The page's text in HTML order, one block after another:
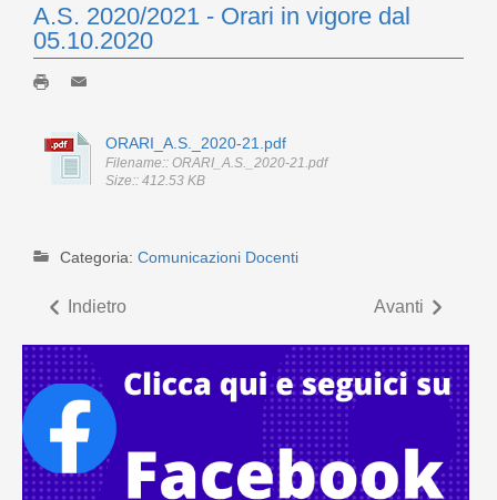
A.S. 2020/2021 - Orari in vigore dal
05.10.2020
ORARI_A.S._2020-21.pdf
Filename:: ORARI_A.S._2020-21.pdf
Size:: 412.53 KB
Categoria: Comunicazioni Docenti
Indietro Avanti